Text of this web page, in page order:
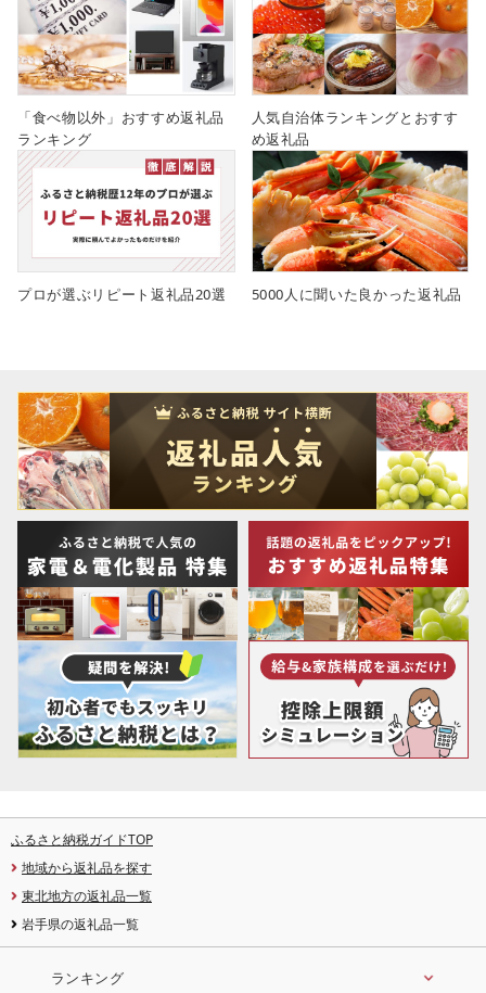
「食べ物以外」おすすめ返礼品
ランキング
人気自治体ランキングとおすす
め返礼品
プロが選ぶリピート返礼品20選 5000人に聞いた良かった返礼品
ふるさと納税ガイドTOP
地域から返礼品を探す
東北地方の返礼品一覧
岩手県の返礼品一覧
ランキング